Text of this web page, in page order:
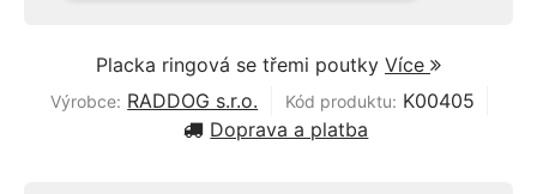
Placka ringová se třemi poutky Více
Výrobce: RADDOG s.r.o. Kód produktu: K00405
Doprava a platba